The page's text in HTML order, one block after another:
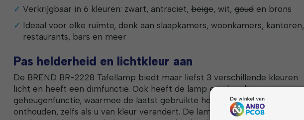
Verkrijgbaar in 6 kleuren: zwart, antraciet,beige, wit,gouden brons
Ideaal voor elke ruimte, denk aan slaapkamers, woonkamers, kantoren,
restaurants, bars en meer
Pas helderheid en lichtkleur aan
De BREND BR-2228 Tafellamp biedt maar liefst 3 verschillende kleuren
licht en heeft een dimfunctie. Ook heeft de lamp een handige
geheugenfunctie, waarmee de laatst gebruikte helderheid wordt
onthouden, zelfs als u van kleur verandert. De lamp bedient u gemakkelijk